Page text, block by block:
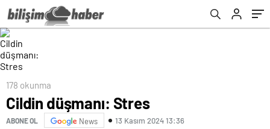
178 okunma
Cildin düşmanı: Stres
ABONE OL News 13 Kasım 2024 13:36